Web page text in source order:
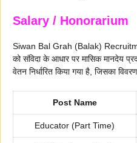
Salary / Honorarium
Siwan Bal Grah (Balak)
को संविदा के आधार पर मासिक मानदेय
वेतन निर्धारित किया गया है, जिसका
Post Name
Educator (Part Time)